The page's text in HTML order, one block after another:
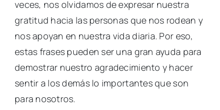
veces, nos olvidamos de expresar nuestra
gratitud hacia las personas que nos rodean y
nos apoyan en nuestra vida diaria. Por eso,
estas frases pueden ser una gran ayuda para
demostrar nuestro agradecimiento y hacer
sentir a los demás lo importantes que son
para nosotros.